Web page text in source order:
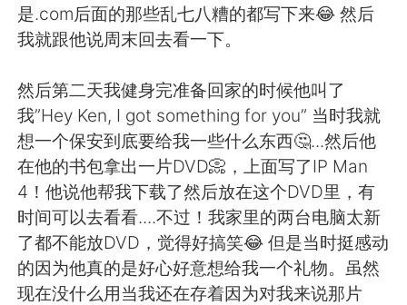
是.com后面的那些乱七八糟的都写下来😂 然后
我就跟他说周末回去看一下。
然后第二天我健身完准备回家的时候他叫了
我”Hey Ken, I got something for you” 当时我就
想一个保安到底要给我一些什么东西🤔...然后他
在他的书包拿出一片DVD📀，上面写了IP Man
4！他说他帮我下载了然后放在这个DVD里，有
时间可以去看看....不过！我家里的两台电脑太新
了都不能放DVD，觉得好搞笑😂 但是当时挺感动
的因为他真的是好心好意想给我一个礼物。虽然
现在没什么用当我还在存着因为对我来说那片